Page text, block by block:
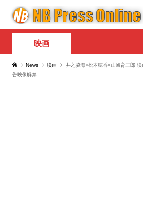
映画
News 映画
井之脇海×松本穂香×山崎育三郎
告映像解禁